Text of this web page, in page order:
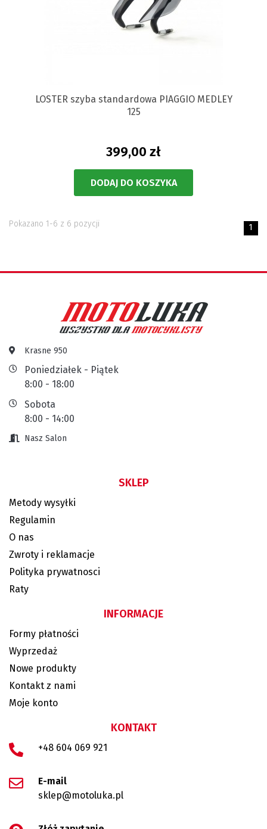
LOSTER szyba standardowa PIAGGIO MEDLEY
125
399,00 zł
DODAJ DO KOSZYKA
Pokazano 1-6 z 6 pozycji 1
Krasne 950
Poniedziałek - Piątek
8:00 - 18:00
Sobota
8:00 - 14:00
Nasz Salon
SKLEP
Metody wysyłki
Regulamin
O nas
Zwroty i reklamacje
Polityka prywatnosci
Raty
INFORMACJE
Formy płatności
Wyprzedaż
Nowe produkty
Kontakt z nami
Moje konto
KONTAKT
+48 604 069 921
E-mail
sklep@motoluka.pl